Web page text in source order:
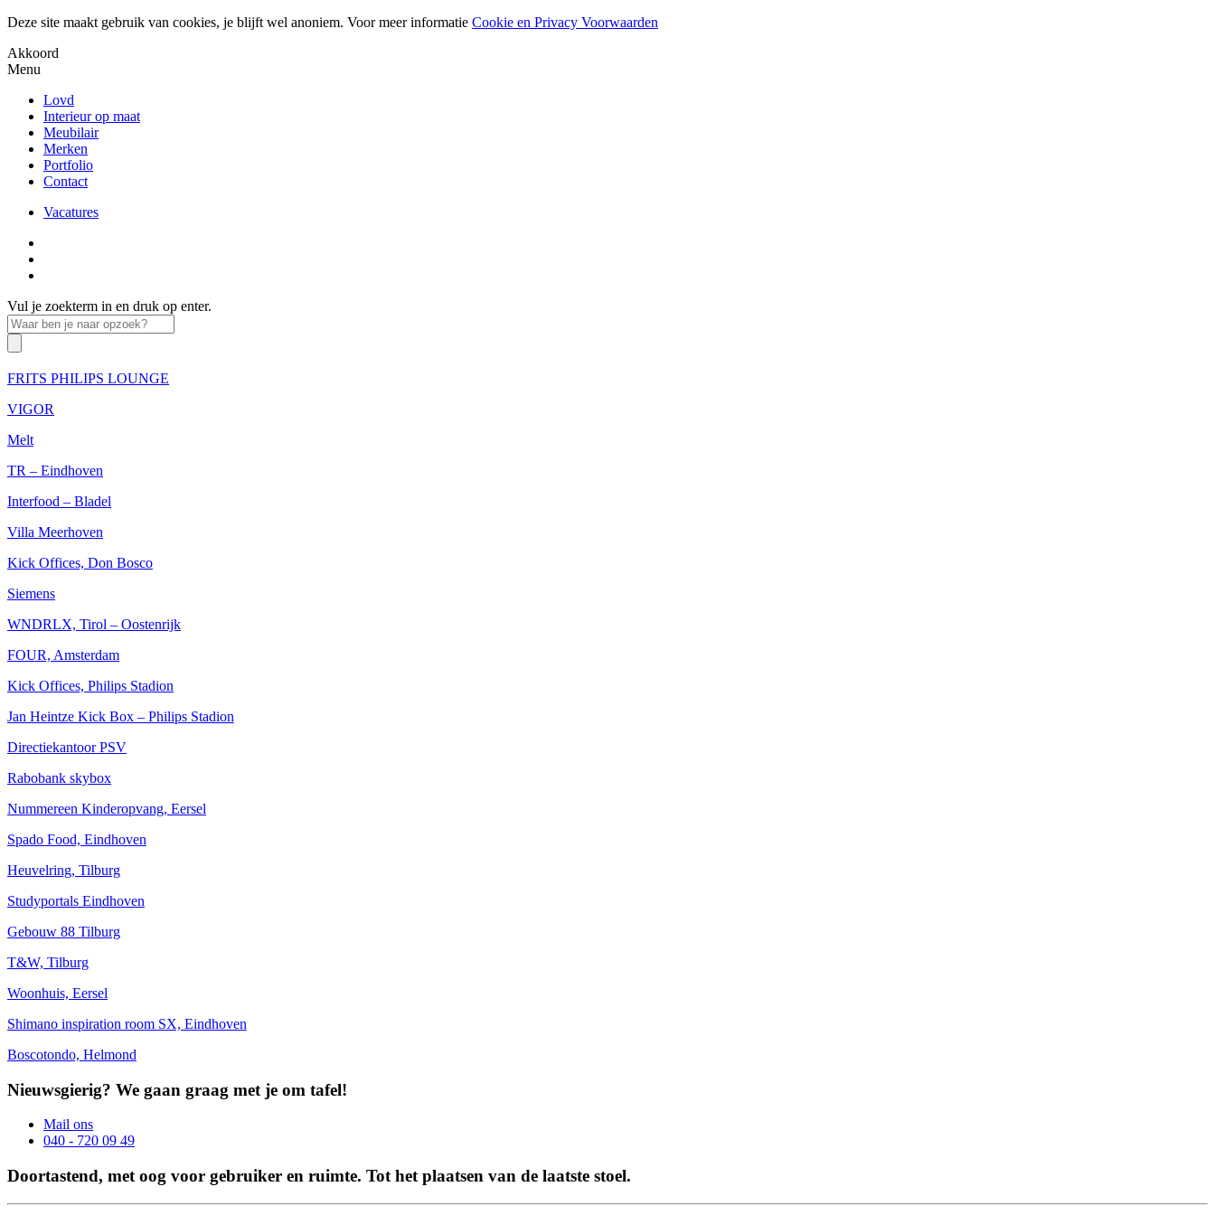
Deze site maakt gebruik van cookies, je blijft wel anoniem. Voor meer informatie Cookie en Privacy Voorwaarden
Akkoord
Menu
Lovd
Interieur op maat
Meubilair
Merken
Portfolio
Contact
Vacatures
Vul je zoekterm in en druk op enter.
FRITS PHILIPS LOUNGE
VIGOR
Melt
TR – Eindhoven
Interfood – Bladel
Villa Meerhoven
Kick Offices, Don Bosco
Siemens
WNDRLX, Tirol – Oostenrijk
FOUR, Amsterdam
Kick Offices, Philips Stadion
Jan Heintze Kick Box – Philips Stadion
Directiekantoor PSV
Rabobank skybox
Nummereen Kinderopvang, Eersel
Spado Food, Eindhoven
Heuvelring, Tilburg
Studyportals Eindhoven
Gebouw 88 Tilburg
T&W, Tilburg
Woonhuis, Eersel
Shimano inspiration room SX, Eindhoven
Boscotondo, Helmond
Nieuwsgierig? We gaan graag met je om tafel!
Mail ons
040 - 720 09 49
Doortastend, met oog voor gebruiker en ruimte. Tot het plaatsen van de laatste stoel.